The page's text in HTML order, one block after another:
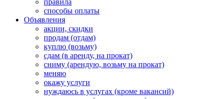
правила
способы оплаты
Объявления
акции, скидки
продам (отдам)
куплю (возьму)
сдам (в аренду, на прокат)
сниму (арендую, возьму на прокат)
меняю
окажу услуги
нуждаюсь в услугах (кроме вакансий)